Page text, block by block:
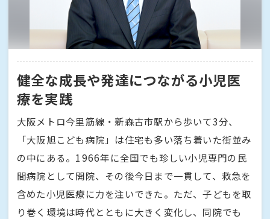
健全な成長や発達につながる小児医
療を実践
大阪メトロ今里筋線・新森古市駅から歩いて3分、
「大阪旭こども病院」は住宅も多い落ち着いた街並み
の中にある。1966年に全国でも珍しい小児専門の民
間病院として開院、その後今日まで一貫して、救急を
含めた小児医療に力を注いできた。ただ、子どもを取
り巻く環境は時代とともに大きく変化し、同院でも